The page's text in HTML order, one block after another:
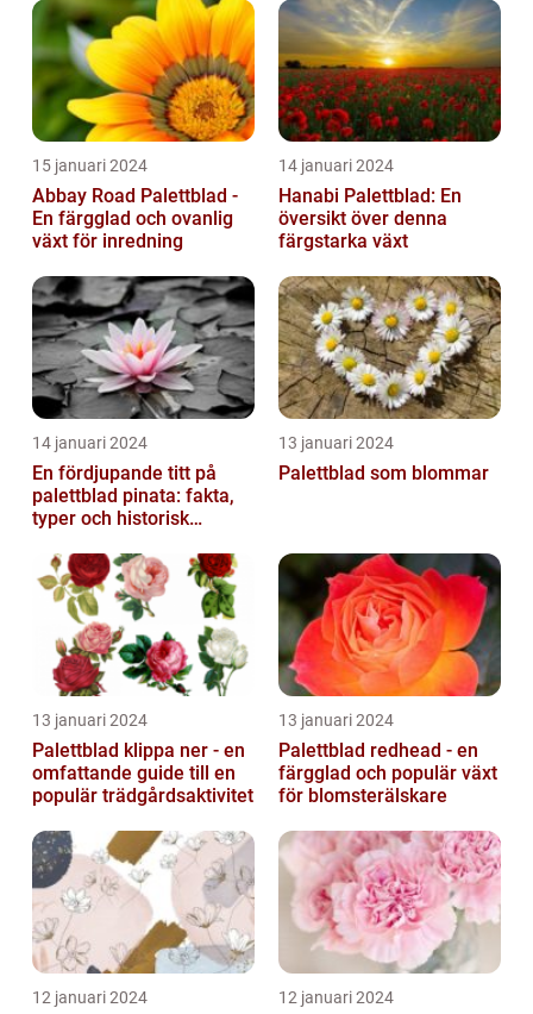
15 januari 2024
Abbay Road Palettblad -
En färgglad och ovanlig
växt för inredning
14 januari 2024
Hanabi Palettblad: En
översikt över denna
färgstarka växt
14 januari 2024
En fördjupande titt på
palettblad pinata: fakta,
typer och historisk
13 januari 2024
Palettblad som blommar
13 januari 2024
Palettblad klippa ner - en
omfattande guide till en
populär trädgårdsaktivitet
13 januari 2024
Palettblad redhead - en
färgglad och populär växt
för blomsterälskare
12 januari 2024 12 januari 2024